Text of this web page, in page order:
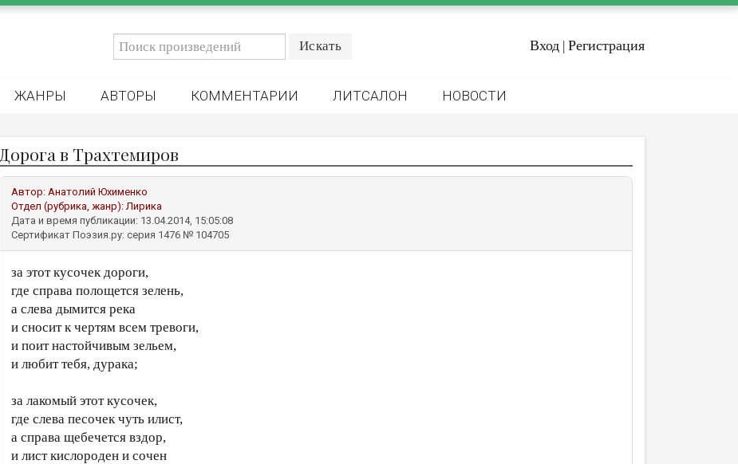
Вход | Регистрация
ЖАНРЫ АВТОРЫ КОММЕНТАРИИ ЛИТСАЛОН НОВОСТИ
Дорога в Трахтемиров
Автор: Анатолий Юхименко
Отдел (рубрика, жанр):Лирика
Дата и время публикации: 13.04.2014, 15:05:08
Сертификат Поэзия.ру: серия 1476 № 104705
за этот кусочек дороги,
где справа полощется зелень,
а слева дымится река
и сносит к чертям всем тревоги,
и поит настойчивым зельем,
и любит тебя, дурака;
за лакомый этот кусочек,
где слева песочек чуть илист,
а справа щебечется вздор,
и лист кислороден и сочен